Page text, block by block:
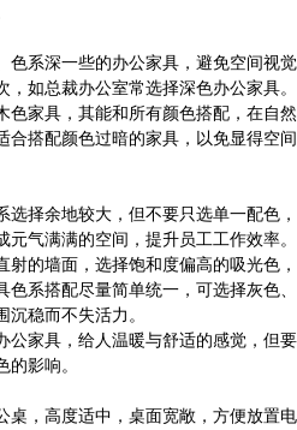
色系深一些的办公家具，避免空间视觉
如总裁办公室常选择深色办公家具。
色家具，其能和所有颜色搭配，在自然
合搭配颜色过暗的家具，以免显得空间
择余地较大，但不要只选单一配色，
气满满的空间，提升员工工作效率。
的墙面，选择饱和度偏高的吸光色，
系搭配尽量简单统一，可选择灰色、
稳而不失活力。
公家具，给人温暖与舒适的感觉，但要
影响。
桌，高度适中，桌面宽敞，方便放置电